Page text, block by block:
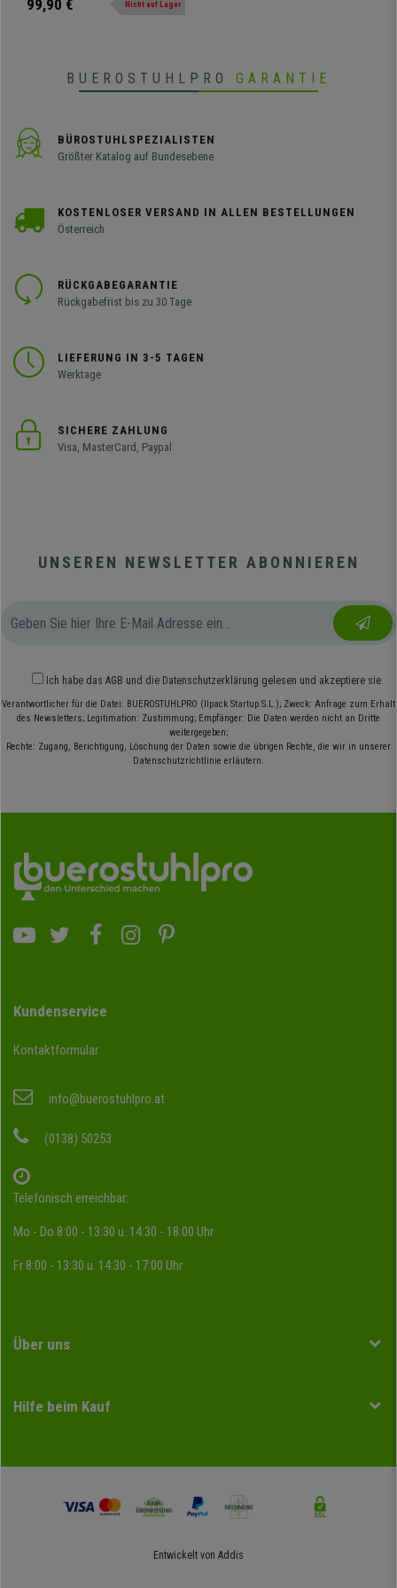
Stoffbezug, Farbe Weiß
verzichten. Erstklassige
99,90 € Nicht auf Lager
BUEROSTUHLPRO GARANTIE
BÜROSTUHLSPEZIALISTEN
Größter Katalog auf Bundesebene
KOSTENLOSER VERSAND IN ALLEN BESTELLUNGEN
Österreich
RÜCKGABEGARANTIE
Rückgabefrist bis zu 30 Tage
LIEFERUNG IN 3-5 TAGEN
Werktage
SICHERE ZAHLUNG
Visa, MasterCard, Paypal
UNSEREN NEWSLETTER ABONNIEREN
Ich habe das AGB und die Datenschutzerklärung gelesen und akzeptiere sie.
Verantwortlicher für die Datei: BUEROSTUHLPRO (Ilpack Startup S.L.); Zweck: Anfrage zum Erhalt
des Newsletters; Legitimation: Zustimmung; Empfänger: Die Daten werden nicht an Dritte
weitergegeben;
Rechte: Zugang, Berichtigung, Löschung der Daten sowie die übrigen Rechte, die wir in unserer
Datenschutzrichtlinie erläutern.
Kundenservice
Kontaktformular
info@buerostuhlpro.at
(0138) 50253
Telefonisch erreichbar:
Mo - Do 8:00 - 13:30 u. 14:30 - 18:00 Uhr
Fr 8:00 - 13:30 u. 14:30 - 17:00 Uhr
Über uns
Hilfe beim Kauf
Entwickelt von Addis